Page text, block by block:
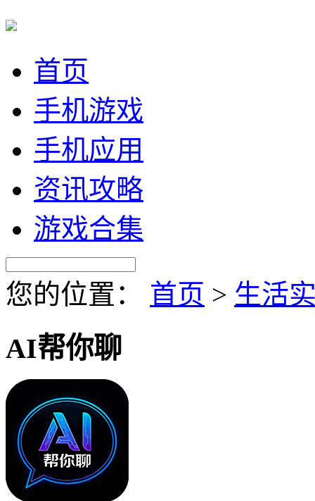
首页
手机游戏
手机应用
资讯攻略
游戏合集
您的位置： 首页 > 生活
AI帮你聊